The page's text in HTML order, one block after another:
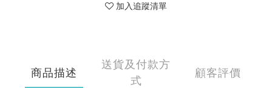
加入追蹤清單
商品描述
送貨及付款方
式
顧客評價